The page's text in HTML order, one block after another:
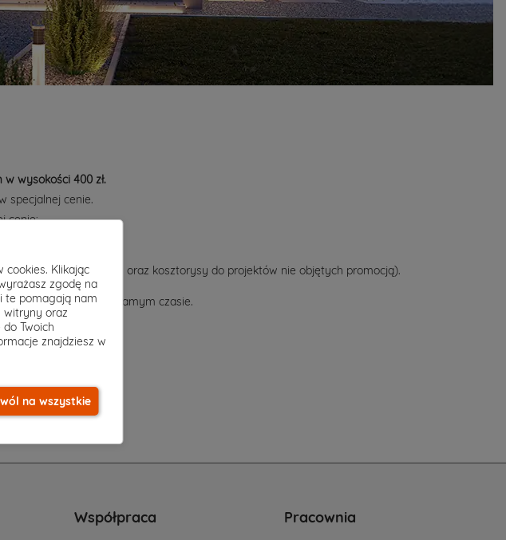
wysokości 400 zł.
specjalnej cenie.
cenie:
w przygotowaniu oraz kosztorysy do projektów nie objętych promocją).
w tym samym czasie.
Współpraca Pracownia
cookies. Klikając
zgodę na
te pomagają nam
witryny oraz
Twoich
znajdziesz w
na wszystkie